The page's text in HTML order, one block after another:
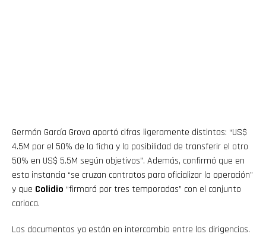
Germán García Grova aportó cifras ligeramente distintas: “US$
4.5M por el 50% de la ficha y la posibilidad de transferir el otro
50% en US$ 5.5M según objetivos”. Además, confirmó que en
esta instancia “se cruzan contratos para oficializar la operación”
y que Colidio “firmará por tres temporadas” con el conjunto
carioca.
Los documentos ya están en intercambio entre las dirigencias.